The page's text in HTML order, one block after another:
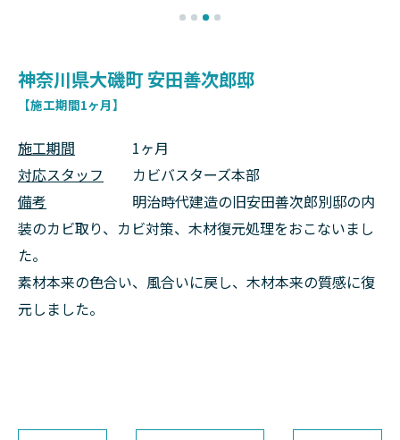
神奈川県大磯町 安田善次郎邸
【施工期間1ヶ月】
施工期間 1ヶ月
対応スタッフ カビバスターズ本部
備考 明治時代建造の旧安田善次郎別邸の内
装のカビ取り、カビ対策、木材復元処理をおこないまし
た。
素材本来の色合い、風合いに戻し、木材本来の質感に復
元しました。